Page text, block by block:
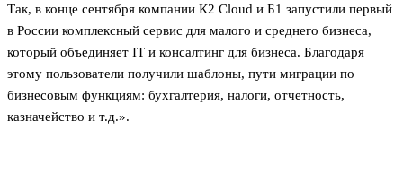
Так, в конце сентября компании К2 Cloud и Б1 запустили первый
в России комплексный сервис для малого и среднего бизнеса,
который объединяет IT и консалтинг для бизнеса. Благодаря
этому пользователи получили шаблоны, пути миграции по
бизнесовым функциям: бухгалтерия, налоги, отчетность,
казначейство и т.д.».